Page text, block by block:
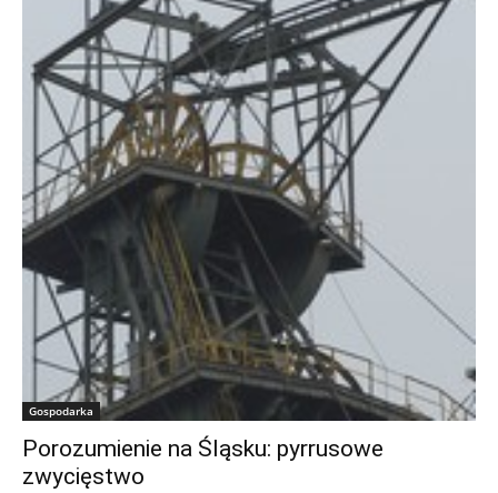
Gospodarka
Porozumienie na Śląsku: pyrrusowe
zwycięstwo